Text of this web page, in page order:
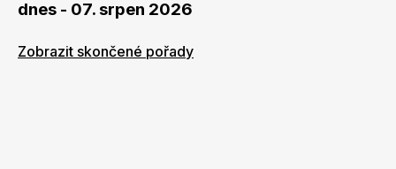
dnes - 07. srpen 2026
Zobrazit skončené pořady